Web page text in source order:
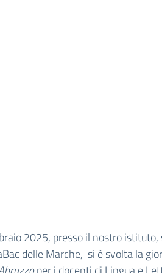
2025, presso il nostro
delle Marche, si è svolta la